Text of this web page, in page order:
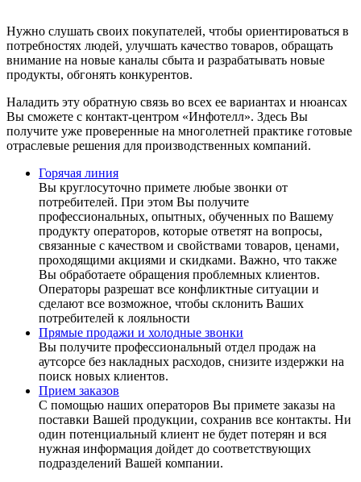
Нужно слушать своих покупателей, чтобы ориентироваться в
потребностях людей, улучшать качество товаров, обращать
внимание на новые каналы сбыта и разрабатывать новые
продукты, обгонять конкурентов.
Наладить эту обратную связь во всех ее вариантах и нюансах
Вы сможете с контакт-центром «Инфотелл». Здесь Вы
получите уже проверенные на многолетней практике готовые
отраслевые решения для производственных компаний.
Горячая линия
Вы круглосуточно примете любые звонки от
потребителей. При этом Вы получите
профессиональных, опытных, обученных по Вашему
продукту операторов, которые ответят на вопросы,
связанные с качеством и свойствами товаров, ценами,
проходящими акциями и скидками. Важно, что также
Вы обработаете обращения проблемных клиентов.
Операторы разрешат все конфликтные ситуации и
сделают все возможное, чтобы склонить Ваших
потребителей к лояльности
Прямые продажи и холодные звонки
Вы получите профессиональный отдел продаж на
аутсорсе без накладных расходов, снизите издержки на
поиск новых клиентов.
Прием заказов
С помощью наших операторов Вы примете заказы на
поставки Вашей продукции, сохранив все контакты. Ни
один потенциальный клиент не будет потерян и вся
нужная информация дойдет до соответствующих
подразделений Вашей компании.